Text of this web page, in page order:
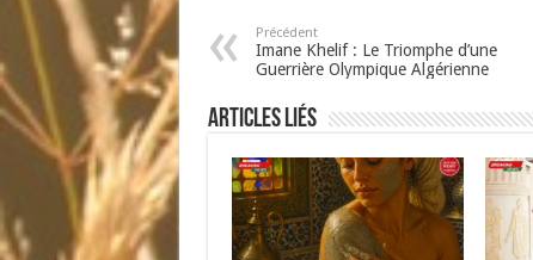
Précédent
Imane Khelif : Le Triomphe d’une
Guerrière Olympique Algérienne
Articles liés